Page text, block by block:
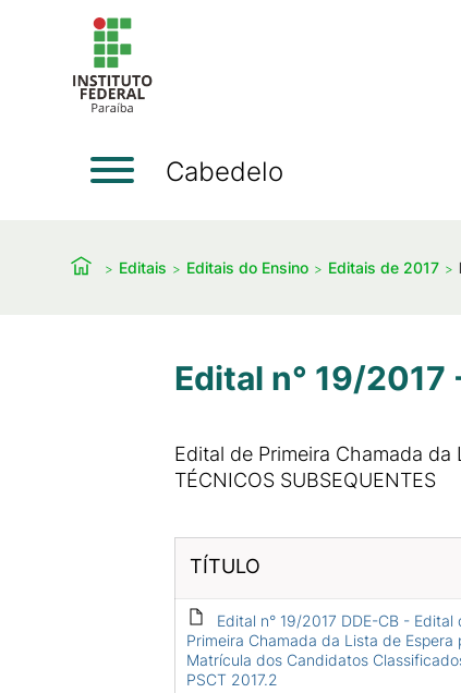
Cabedelo
Editais Editais do Ensino Editais de 2017
Edital n° 19/2017
Edital de Primeira Chamada
TÉCNICOS SUBSEQUENTES
TÍTULO
Edital n° 19/2017 DDE-CB - Edital
Primeira Chamada da Lista de Espera
Matrícula dos Candidatos
PSCT 2017.2